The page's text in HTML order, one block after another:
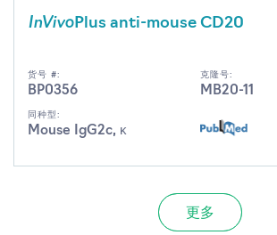
InVivoPlus anti-mouse CD20
货号 #:
BP0356
克隆号:
MB20-11
同种型:
Mouse IgG2c, κ
更多